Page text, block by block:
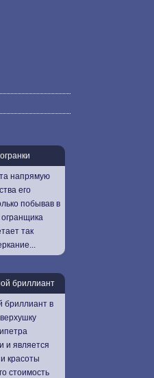
напрямую
его
побывав в
так
бриллиант
в
и является
красоты
стоимость